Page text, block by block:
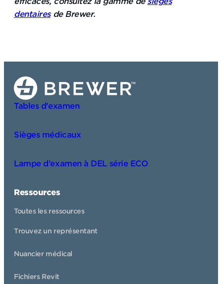
dentairesde Brewer.
Tables d’examen
Sièges médicaux
Lampe d’examen à DEL série ECO
Ressources
Toutes les ressources
Trouvez un représentant
Nuancier médical
Fichiers Revit